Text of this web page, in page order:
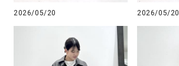
2026/05/20 2026/05/20